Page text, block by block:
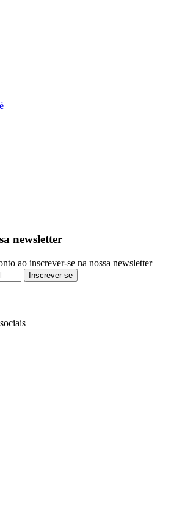
newsletter
ao inscrever-se na nossa newsletter
Inscrever-se